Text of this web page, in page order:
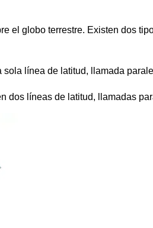
el globo terrestre. Existen dos
sola línea de latitud, llamada
dos líneas de latitud, llamadas